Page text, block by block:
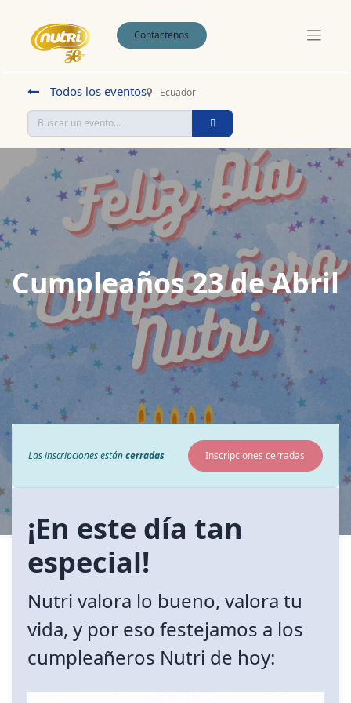
Contáctenos
Todos los eventos Ecuador
Cumpleaños 23 de Abril
Las inscripciones estáncerradas Inscripciones cerradas
¡En este día tan
especial!
Nutri valora lo bueno, valora tu
vida, y por eso festejamos a los
cumpleañeros Nutri de hoy: